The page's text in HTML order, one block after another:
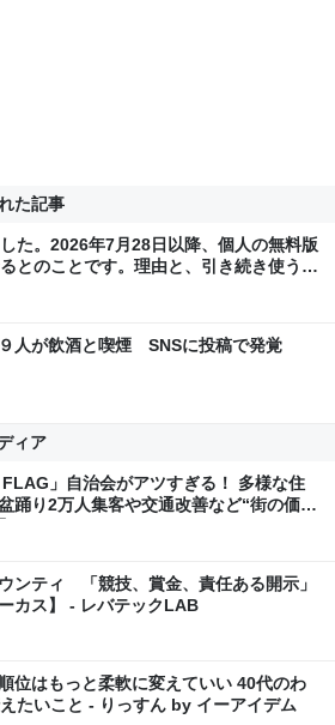
た記事
た。2026年7月28日以降、個人の無料版
とのことです。理由と、引き続き使うた
ください。 - Microsoft Q&A
人が飲酒と喫煙 SNSに投稿で発覚
ィア
FLAG」自治会がアツすぎる！ 多様な住
踊り2万人集客や交通改善など“街の価値
ンティ 「競技、賞金、責任ある開示」
カス】 - レバテックLAB
位はもっと柔軟に変えていい 40代のわ
たいこと - りっすん by イーアイデム